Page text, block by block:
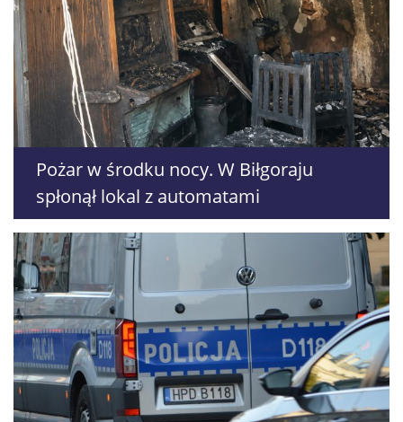
Pożar w środku nocy. W Biłgoraju
spłonął lokal z automatami